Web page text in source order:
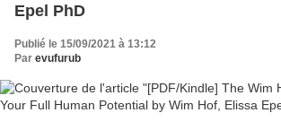
Epel PhD
Publié le 15/09/2021 à 13:12
Par evufurub